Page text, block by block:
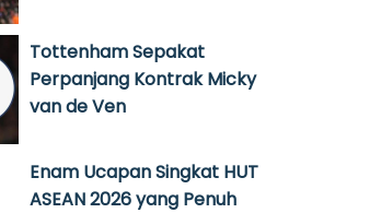
Tottenham Sepakat
Perpanjang Kontrak Micky
van de Ven
Enam Ucapan Singkat HUT
ASEAN 2026 yang Penuh